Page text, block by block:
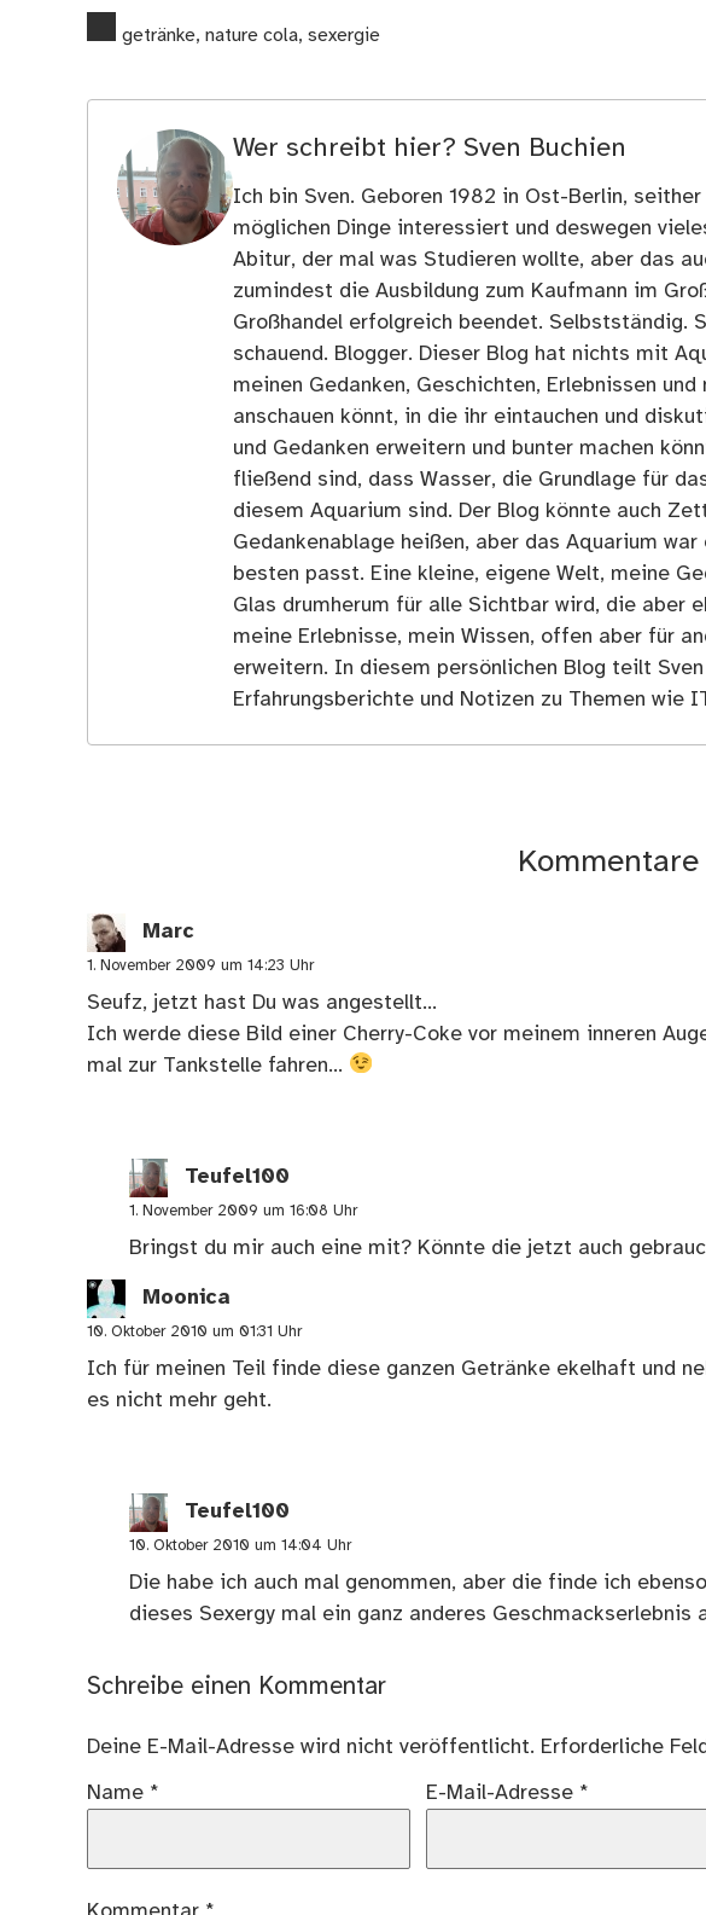
getränke, nature cola, sexergie
Wer schreibt hier? Sven Buchien
Ich bin Sven. Geboren 1982 in Ost-Berlin,
möglichen Dinge interessiert und deswegen
Abitur, der mal was Studieren wollte, aber das
zumindest die Ausbildung zum Kaufmann im
Großhandel erfolgreich beendet. Selbstständig.
schauend. Blogger. Dieser Blog hat nichts mit
meinen Gedanken, Geschichten, Erlebnissen
anschauen könnt, in die ihr eintauchen und
und Gedanken erweitern und bunter machen
fließend sind, dass Wasser, die Grundlage für
diesem Aquarium sind. Der Blog könnte auch
Gedankenablage heißen, aber das Aquarium
besten passt. Eine kleine, eigene Welt, meine
Glas drumherum für alle Sichtbar wird, die aber
meine Erlebnisse, mein Wissen, offen aber für
erweitern. In diesem persönlichen Blog teilt
Erfahrungsberichte und Notizen zu Themen wie
Kommentare
Marc
1. November 2009 um 14:23 Uhr
Seufz, jetzt hast Du was angestellt…
Ich werde diese Bild einer Cherry-Coke vor meinem inneren
mal zur Tankstelle fahren…
Teufel100
1. November 2009 um 16:08 Uhr
Bringst du mir auch eine mit? Könnte die jetzt auch
Moonica
10. Oktober 2010 um 01:31 Uhr
Ich für meinen Teil finde diese ganzen Getränke ekelhaft und
es nicht mehr geht.
Teufel100
10. Oktober 2010 um 14:04 Uhr
Die habe ich auch mal genommen, aber die finde ich
dieses Sexergy mal ein ganz anderes Geschmackserlebnis
Schreibe einen Kommentar
Deine E-Mail-Adresse wird nicht veröffentlicht. Erforderliche
Name * E-Mail-Adresse *